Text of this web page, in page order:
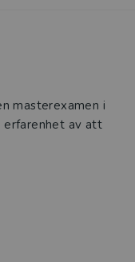
masterexamen i
erfarenhet av att